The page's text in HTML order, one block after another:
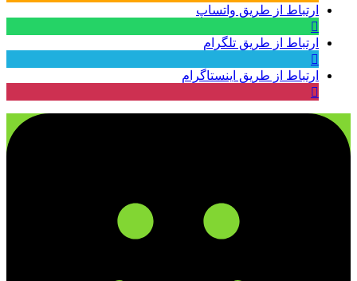
ارتباط از طریق واتساپ
ارتباط از طریق تلگرام
ارتباط از طریق اینستاگرام